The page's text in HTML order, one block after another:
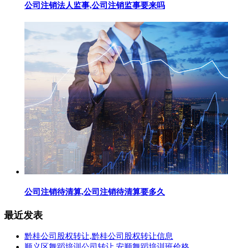
公司注销法人监事,公司注销监事要来吗
公司注销待清算,公司注销待清算要多久
最近发表
黔桂公司股权转让,黔桂公司股权转让信息